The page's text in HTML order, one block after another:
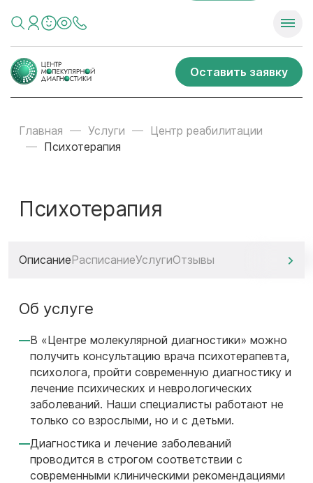
Оставить заявку
Главная Услуги
Центр реабилитации
Психотерапия
Психотерапия
ОписаниеРасписаниеУслугиОтзывы
Об услуге
В «Центре молекулярной диагностики» можно
получить консультацию врача психотерапевта,
психолога, пройти современную диагностику и
лечение психических и неврологических
заболеваний. Наши специалисты работают не
только со взрослыми, но и с детьми.
Диагностика и лечение заболеваний
проводится в строгом соответствии с
современными клиническими рекомендациями